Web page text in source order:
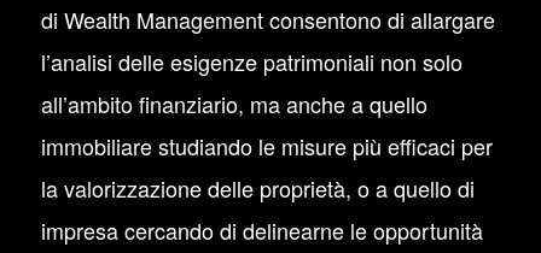
di Wealth Management consentono di allargare
l’analisi delle esigenze patrimoniali non solo
all’ambito finanziario, ma anche a quello
immobiliare studiando le misure più efficaci per
la valorizzazione delle proprietà, o a quello di
impresa cercando di delinearne le opportunità